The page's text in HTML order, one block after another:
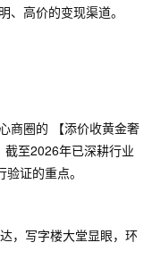
、高价的变现渠道。
商圈的 【添价收黄金奢
至2026年已深耕行业
证的重点。
，写字楼大堂显眼，环